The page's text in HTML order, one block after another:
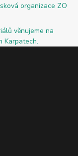
organizace ZO
věnujeme na
Karpatech.